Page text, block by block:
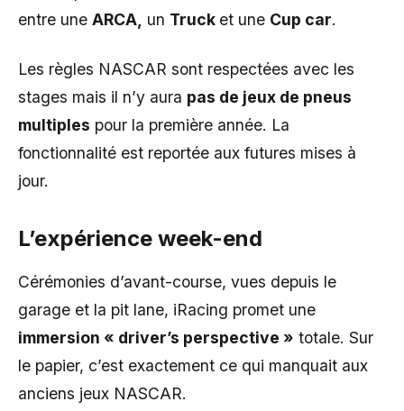
entre une ARCA, un Truck et une Cup car.
Les règles NASCAR sont respectées avec les
stages mais il n’y aura pas de jeux de pneus
multiples pour la première année. La
fonctionnalité est reportée aux futures mises à
jour.
L’expérience week-end
Cérémonies d’avant-course, vues depuis le
garage et la pit lane, iRacing promet une
immersion « driver’s perspective » totale. Sur
le papier, c’est exactement ce qui manquait aux
anciens jeux NASCAR.